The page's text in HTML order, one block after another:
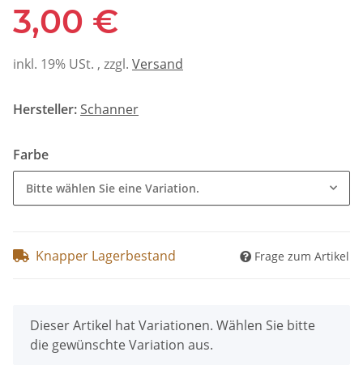
3,00 €
inkl. 19% USt. , zzgl. Versand
Hersteller: Schanner
Farbe
Bitte wählen Sie eine Variation.
Knapper Lagerbestand Frage zum Artikel
x
Dieser Artikel hat Variationen. Wählen Sie bitte
die gewünschte Variation aus.